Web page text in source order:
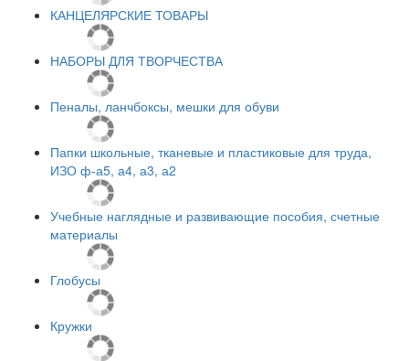
КАНЦЕЛЯРСКИЕ ТОВАРЫ
НАБОРЫ ДЛЯ ТВОРЧЕСТВА
Пеналы, ланчбоксы, мешки для обуви
Папки школьные, тканевые и пластиковые для труда,
ИЗО ф-а5, а4, а3, а2
Учебные наглядные и развивающие пособия, счетные
материалы
Глобусы
Кружки